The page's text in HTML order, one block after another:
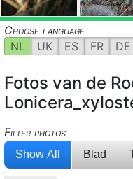
Choose language
NL
UK ES FR DE
Fotos van de
Filter photos
Show All Blad